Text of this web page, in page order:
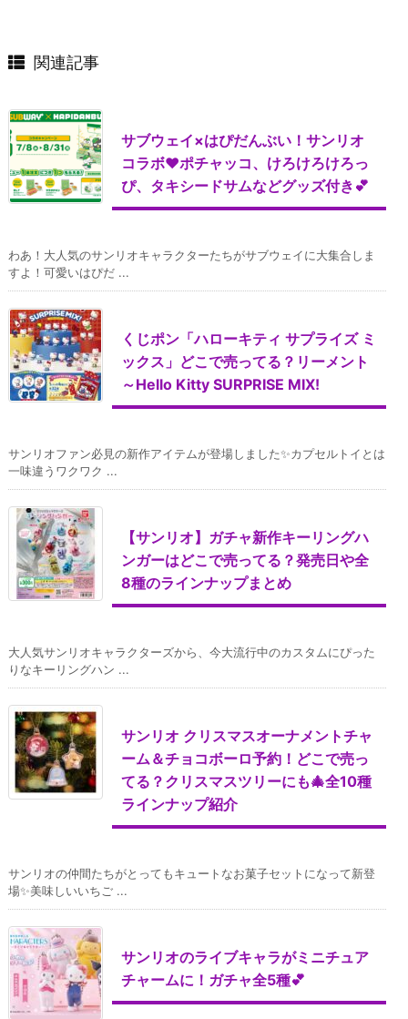
関連記事
サブウェイ×はぴだんぶい！サンリオ
コラボ♥ポチャッコ、けろけろけろっ
ぴ、タキシードサムなどグッズ付き💕
わあ！大人気のサンリオキャラクターたちがサブウェイに大集合しま
すよ！可愛いはぴだ ...
くじポン「ハローキティ サプライズ ミ
ックス」どこで売ってる？リーメント
～Hello Kitty SURPRISE MIX!
サンリオファン必見の新作アイテムが登場しました✨カプセルトイとは
一味違うワクワク ...
【サンリオ】ガチャ新作キーリングハ
ンガーはどこで売ってる？発売日や全
8種のラインナップまとめ
大人気サンリオキャラクターズから、今大流行中のカスタムにぴった
りなキーリングハン ...
サンリオ クリスマスオーナメントチャ
ーム＆チョコボーロ予約！どこで売っ
てる？クリスマスツリーにも🎄全10種
ラインナップ紹介
サンリオの仲間たちがとってもキュートなお菓子セットになって新登
場✨美味しいいちご ...
サンリオのライブキャラがミニチュア
チャームに！ガチャ全5種💕